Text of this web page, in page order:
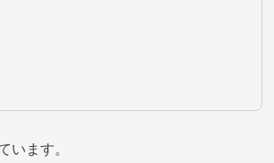
ます。